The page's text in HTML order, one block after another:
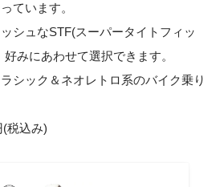
ています。
シュなSTF(スーパータイトフィッ
みにあわせて選択できます。
シック＆ネオレトロ系のバイク乗り
(税込み)